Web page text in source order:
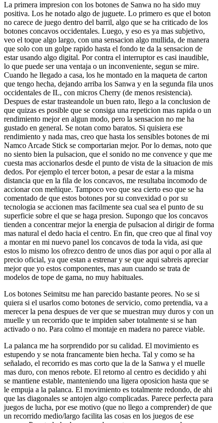
La primera impresion con los botones de Sanwa no ha sido muy
positiva. Los he notado algo de juguete. Lo primero es que el boton
no carece de juego dentro del barril, algo que se ha criticado de los
botones concavos occidentales. Luego, y eso es ya mas subjetivo,
veo el toque algo largo, con una sensacion algo mullida, de manera
que solo con un golpe rapido hasta el fondo te da la sensacion de
estar usando algo digital. Por contra el interruptor es casi inaudible,
lo que puede ser una ventaja o un inconveniente, segun se mire.
Cuando he llegado a casa, los he montado en la maqueta de carton
que tengo hecha, dejando arriba los Sanwa y en la segunda fila unos
occidentales de IL, con micros Cherry (de menos resistencia).
Despues de estar trasteandole un buen rato, llego a la conclusion de
que quizas es posible que se consiga una repeticion mas rapida o un
rendimiento mejor en algun modo, pero la sensacion no me ha
gustado en general. Se notan como baratos. Si quisiera ese
rendimiento y nada mas, creo que hasta los sensibles botones de mi
Namco Arcade Stick se comportarian mejor. Por lo demas, noto que
no siento bien la pulsacion, que el sonido no me convence y que me
cuesta mas accionarlos desde el punto de vista de la situacion de mis
dedos. Por ejemplo el tercer boton, a pesar de estar a la misma
distancia que en la fila de los concavos, me resultaba incomodo de
accionar con meñique. Tampoco veo que sea cierto eso que se ha
comentado de que estos botones por su convexidad o por su
tecnologia se accionen mas facilmente sea cual sea el punto de su
superficie sobre el que se haga presion. Supongo que los concavos
tienden a concentrar mejor la energia de pulsacion al dirigir de forma
mas natural el dedo hacia el centro. En fin, que creo que al final voy
a montar en mi nuevo panel los concavos de toda la vida, asi que
estos lo mismo los ofrezco dentro de unos dias por aqui o por alla al
precio oficial, ya que estan a estrenar y se que aqui sabreis apreciar
mejor que yo estos componentes, mas aun cuando se trata de
modelos de tope de gama, no muy habituales.
Los botones Seimitsu me han parecido bastante peores. No se si
quiera si el usarlos como botones de servicio, como pretendia, va a
merecer la pena despues de ver que se muestran muy duros y con un
muelle y un recorrido que te impiden saber totalmente si se han
activado o no. Para colmo el montaje en madera no parece viable.
La palanca me ha sorprendido por su calidad. El movimiento es
estupendo y se nota francamente bien hecha. Tal y como se ha
señalado, el recorrido es mas corto que la de la Sanwa y el muelle
mas duro, con menos rebote. El retorno al centro es decidido y ahi
se mantiene estable, manteniendo una ligera oposicion hasta que se
le empuja a la palanca. El movimiento es totalmente redondo, de ahi
que las diagonales se antojen algo complicadas. Parece perfecta para
juegos de lucha, por ese motivo (que no llego a comprender) de que
un recorrido medio/largo facilita las cosas en los juegos de ese